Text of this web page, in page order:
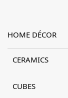
HOME DÉCOR
CERAMICS
CUBES